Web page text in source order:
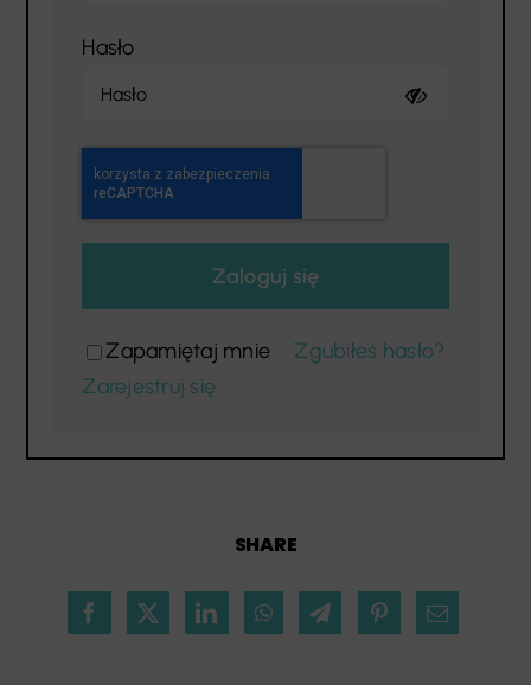
SHARE
Hasło
Zaloguj się
Zapamiętaj mnie
Zgubiłeś hasło?
Zarejestruj się